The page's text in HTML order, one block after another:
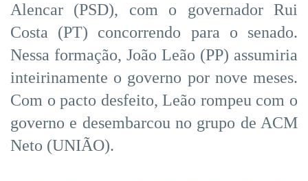
Alencar (PSD), com o governador Rui
Costa (PT) concorrendo para o senado.
Nessa formação, João Leão (PP) assumiria
inteirinamente o governo por nove meses.
Com o pacto desfeito, Leão rompeu com o
governo e desembarcou no grupo de ACM
Neto (UNIÃO).